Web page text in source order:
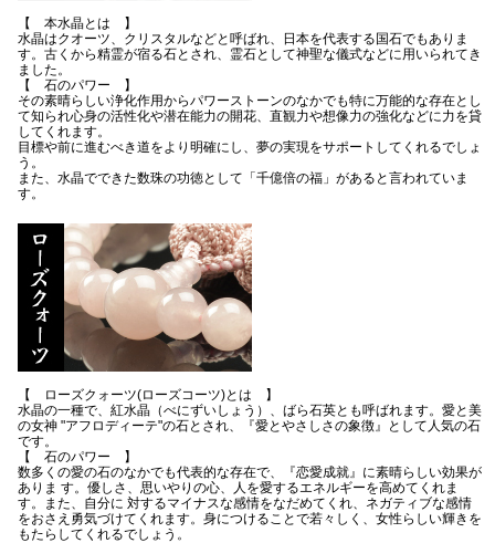
【 本水晶とは 】
水晶はクオーツ、クリスタルなどと呼ばれ、日本を代表する国石でもありま
す。古くから精霊が宿る石とされ、霊石として神聖な儀式などに用いられてき
ました。
【 石のパワー 】
その素晴らしい浄化作用からパワーストーンのなかでも特に万能的な存在とし
て知られ心身の活性化や潜在能力の開花、直観力や想像力の強化などに力を貸
してくれます。
目標や前に進むべき道をより明確にし、夢の実現をサポートしてくれるでしょ
う。
また、水晶でできた数珠の功徳として「千億倍の福」があると言われていま
す。
【 ローズクォーツ(ローズコーツ)とは 】
水晶の一種で、紅水晶（べにずいしょう）、ばら石英とも呼ばれます。愛と美
の女神 "アフロディーテ"の石とされ、『愛とやさしさの象徴』として人気の石
です。
【 石のパワー 】
数多くの愛の石のなかでも代表的な存在で、『恋愛成就』に素晴らしい効果が
ありま す。優しさ、思いやりの心、人を愛するエネルギーを高めてくれま
す。また、自分に 対するマイナスな感情をなだめてくれ、ネガティブな感情
をおさえ勇気づけてくれます。身につけることで若々しく、女性らしい輝きを
もたらしてくれるでしょう。